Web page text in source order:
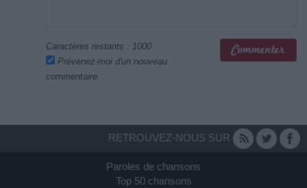
Caractères restants : 1000
Prévenez-moi d'un nouveau
commentaire
RETROUVEZ-NOUS SUR
Paroles de chansons
Top 50 chansons